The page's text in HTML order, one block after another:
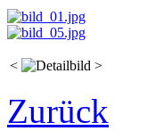
< >
Zurück